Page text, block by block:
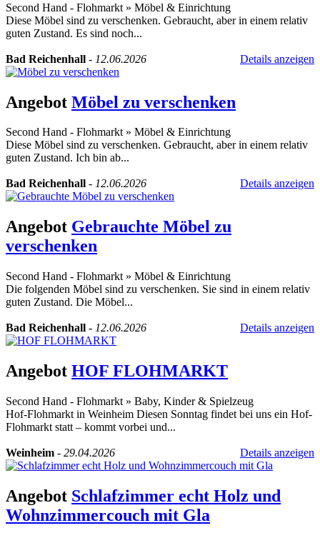
Second Hand - Flohmarkt » Möbel & Einrichtung
Diese Möbel sind zu verschenken. Gebraucht, aber in einem relativ
guten Zustand. Es sind noch...
Bad Reichenhall - 12.06.2026 Details anzeigen
Angebot Möbel zu verschenken
Second Hand - Flohmarkt » Möbel & Einrichtung
Diese Möbel sind zu verschenken. Gebraucht, aber in einem relativ
guten Zustand. Ich bin ab...
Bad Reichenhall - 12.06.2026 Details anzeigen
Angebot Gebrauchte Möbel zu
verschenken
Second Hand - Flohmarkt » Möbel & Einrichtung
Die folgenden Möbel sind zu verschenken. Sie sind in einem relativ
guten Zustand. Die Möbel...
Bad Reichenhall - 12.06.2026 Details anzeigen
Angebot HOF FLOHMARKT
Second Hand - Flohmarkt » Baby, Kinder & Spielzeug
Hof-Flohmarkt in Weinheim Diesen Sonntag findet bei uns ein Hof-
Flohmarkt statt – kommt vorbei und...
Weinheim - 29.04.2026 Details anzeigen
Angebot Schlafzimmer echt Holz und
Wohnzimmercouch mit Gla